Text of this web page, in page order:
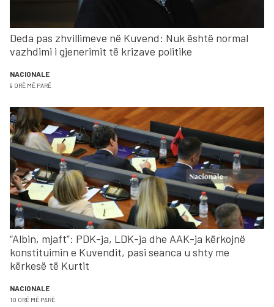
Deda pas zhvillimeve në Kuvend: Nuk është normal
vazhdimi i gjenerimit të krizave politike
NACIONALE
9 ORË MË PARË
“Albin, mjaft”: PDK-ja, LDK-ja dhe AAK-ja kërkojnë
konstituimin e Kuvendit, pasi seanca u shty me
kërkesë të Kurtit
NACIONALE
10 ORË MË PARË